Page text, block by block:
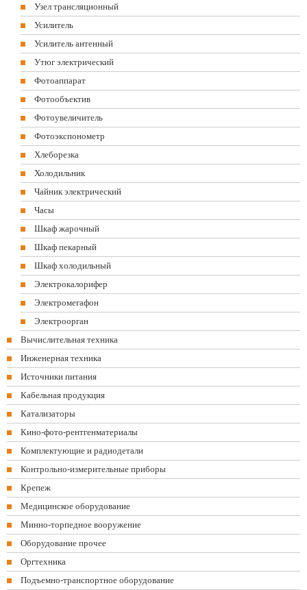
Узел трансляционный
Усилитель
Усилитель антенный
Утюг электрический
Фотоаппарат
Фотообъектив
Фотоувеличитель
Фотоэкспонометр
Хлеборезка
Холодильник
Чайник электрический
Часы
Шкаф жарочный
Шкаф пекарный
Шкаф холодильный
Электрокалорифер
Электромегафон
Электроорган
Вычислительная техника
Инженерная техника
Источники питания
Кабельная продукция
Катализаторы
Кино-фото-рентгенматериалы
Комплектующие и радиодетали
Контрольно-измерительные приборы
Крепеж
Медицинское оборудование
Минно-торпедное вооружение
Оборудование прочее
Оргтехника
Подъемно-транспортное оборудование